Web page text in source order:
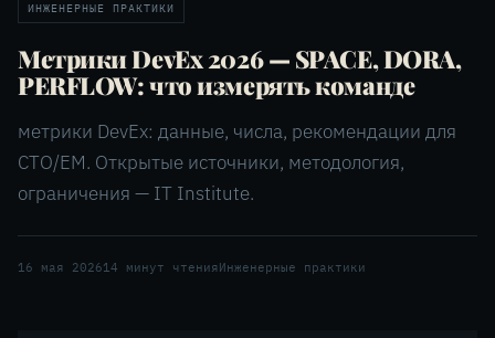
ИНЖЕНЕРНЫЕ ПРАКТИКИ
Метрики DevEx 2026 — SPACE, DORA,
PERFLOW: что измерять команде
метрики DevEx: данные, числа, рекомендации для
CTO/EM. Открытые источники, методология,
ограничения — IT Institute.
16 мая 202614 минут чтенияИнженерные практики